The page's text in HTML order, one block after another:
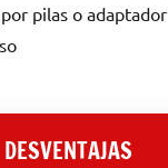
pilas o adaptador
DESVENTAJAS